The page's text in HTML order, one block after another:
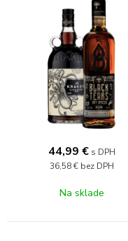
44,99 € s DPH
36,58 € bez DPH
Na sklade